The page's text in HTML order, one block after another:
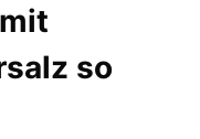
so